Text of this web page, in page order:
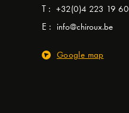
T : +32(0)4 223 19 60
E : info@chiroux.be
Google map